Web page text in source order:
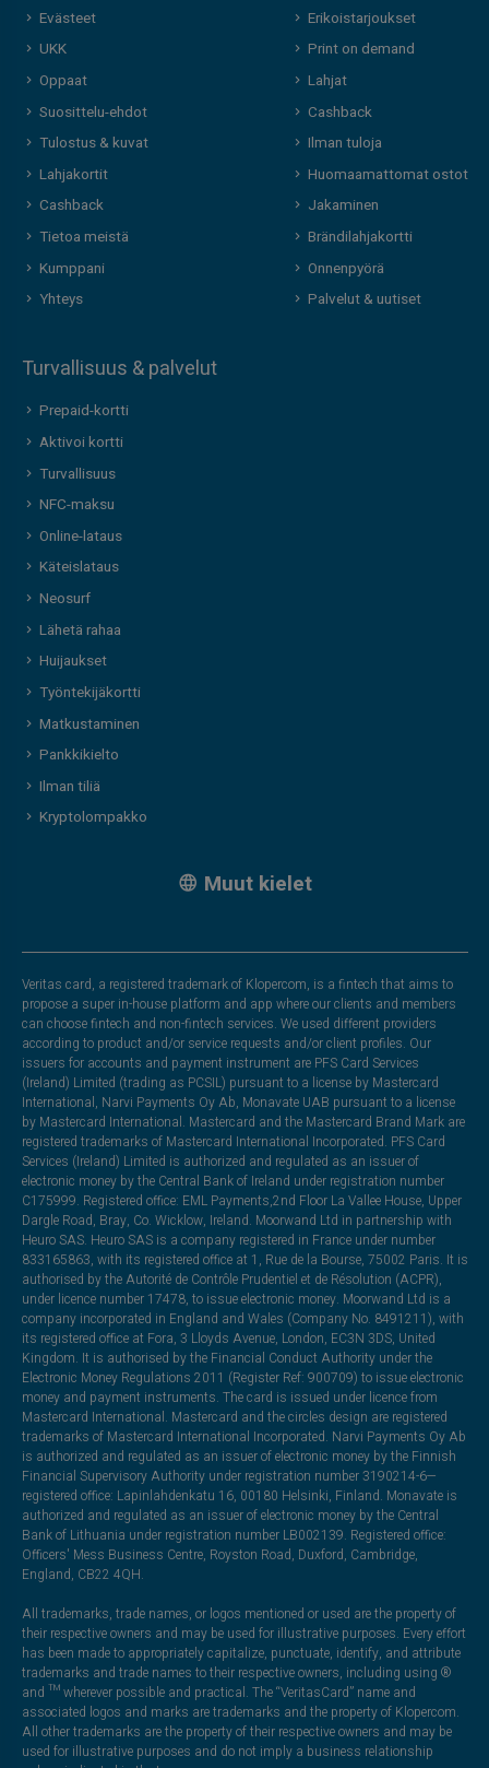
Evästeet
UKK
Oppaat
Suosittelu-ehdot
Tulostus & kuvat
Lahjakortit
Cashback
Tietoa meistä
Kumppani
Yhteys
Erikoistarjoukset
Print on demand
Lahjat
Cashback
Ilman tuloja
Huomaamattomat ostot
Jakaminen
Brändilahjakortti
Onnenpyörä
Palvelut & uutiset
Turvallisuus & palvelut
Prepaid-kortti
Aktivoi kortti
Turvallisuus
NFC-maksu
Online-lataus
Käteislataus
Neosurf
Lähetä rahaa
Huijaukset
Työntekijäkortti
Matkustaminen
Pankkikielto
Ilman tiliä
Kryptolompakko
Muut kielet
Veritas card, a registered trademark of Klopercom, is a fintech that aims to
propose a super in-house platform and app where our clients and members
can choose fintech and non-fintech services. We used different providers
according to product and/or service requests and/or client profiles. Our
issuers for accounts and payment instrument are PFS Card Services
(Ireland) Limited (trading as PCSIL) pursuant to a license by Mastercard
International, Narvi Payments Oy Ab, Monavate UAB pursuant to a license
by Mastercard International. Mastercard and the Mastercard Brand Mark are
registered trademarks of Mastercard International Incorporated. PFS Card
Services (Ireland) Limited is authorized and regulated as an issuer of
electronic money by the Central Bank of Ireland under registration number
C175999. Registered office: EML Payments,2nd Floor La Vallee House, Upper
Dargle Road, Bray, Co. Wicklow, Ireland. Moorwand Ltd in partnership with
Heuro SAS. Heuro SAS is a company registered in France under number
833165863, with its registered office at 1, Rue de la Bourse, 75002 Paris. It is
authorised by the Autorité de Contrôle Prudentiel et de Résolution (ACPR),
under licence number 17478, to issue electronic money. Moorwand Ltd is a
company incorporated in England and Wales (Company No. 8491211), with
its registered office at Fora, 3 Lloyds Avenue, London, EC3N 3DS, United
Kingdom. It is authorised by the Financial Conduct Authority under the
Electronic Money Regulations 2011 (Register Ref: 900709) to issue electronic
money and payment instruments. The card is issued under licence from
Mastercard International. Mastercard and the circles design are registered
trademarks of Mastercard International Incorporated. Narvi Payments Oy Ab
is authorized and regulated as an issuer of electronic money by the Finnish
Financial Supervisory Authority under registration number 3190214-6—
registered office: Lapinlahdenkatu 16, 00180 Helsinki, Finland. Monavate is
authorized and regulated as an issuer of electronic money by the Central
Bank of Lithuania under registration number LB002139. Registered office:
Officers' Mess Business Centre, Royston Road, Duxford, Cambridge,
England, CB22 4QH.
All trademarks, trade names, or logos mentioned or used are the property of
their respective owners and may be used for illustrative purposes. Every effort
has been made to appropriately capitalize, punctuate, identify, and attribute
trademarks and trade names to their respective owners, including using ®
and ™ wherever possible and practical. The “VeritasCard” name and
associated logos and marks are trademarks and the property of Klopercom.
All other trademarks are the property of their respective owners and may be
used for illustrative purposes and do not imply a business relationship